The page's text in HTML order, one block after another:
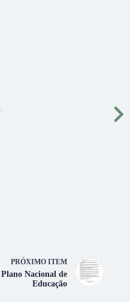
PRÓXIMO ITEM
Plano Nacional de
Educação